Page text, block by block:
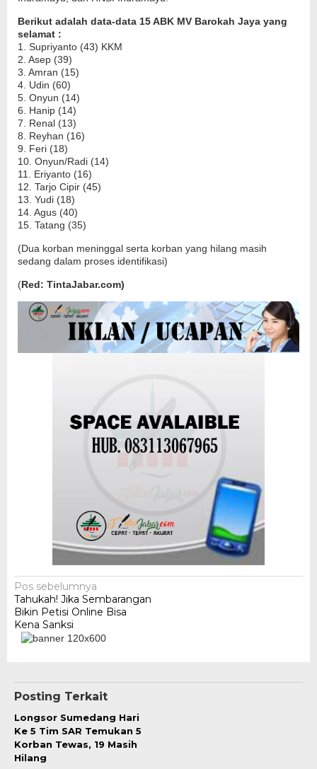
Berikut adalah data-data 15 ABK MV Barokah Jaya yang
selamat :
1. Supriyanto (43) KKM
2. Asep (39)
3. Amran (15)
4. Udin (60)
5. Onyun (14)
6. Hanip (14)
7. Renal (13)
8. Reyhan (16)
9. Feri (18)
10. Onyun/Radi (14)
11. Eriyanto (16)
12. Tarjo Cipir (45)
13. Yudi (18)
14. Agus (40)
15. Tatang (35)
(Dua korban meninggal serta korban yang hilang masih
sedang dalam proses identifikasi)
(Red: TintaJabar.com)
Navigasi
pos
Pos sebelumnya
Tahukah! Jika Sembarangan
Bikin Petisi Online Bisa
Kena Sanksi
Posting Terkait
Longsor Sumedang Hari
Ke 5 Tim SAR Temukan 5
Korban Tewas, 19 Masih
Hilang